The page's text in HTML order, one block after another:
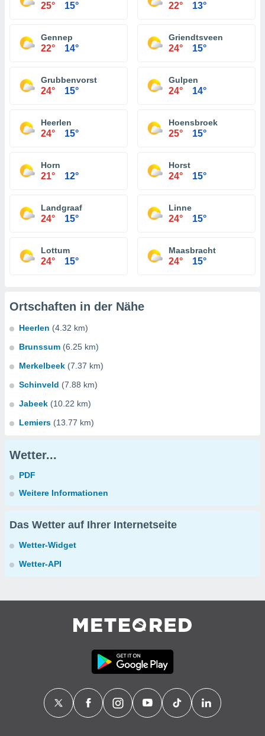
25° 15° 22° 13°
Gennep
22° 14°
Griendtsveen
24° 15°
Grubbenvorst
24° 15°
Gulpen
24° 14°
Heerlen
24° 15°
Hoensbroek
25° 15°
Horn
21° 12°
Horst
24° 15°
Landgraaf
24° 15°
Linne
24° 15°
Lottum
24° 15°
Maasbracht
24° 15°
Ortschaften in der Nähe
Heerlen (4.32 km)
Brunssum (6.25 km)
Merkelbeek (7.37 km)
Schinveld (7.88 km)
Jabeek (10.22 km)
Lemiers (13.77 km)
Wetter...
PDF
Weitere Informationen
Das Wetter auf Ihrer Internetseite
Wetter-Widget
Wetter-API